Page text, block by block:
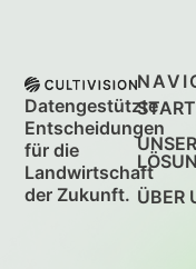
Datengestützte
Entscheidungen
für die
Landwirtschaft
der Zukunft. ÜBER